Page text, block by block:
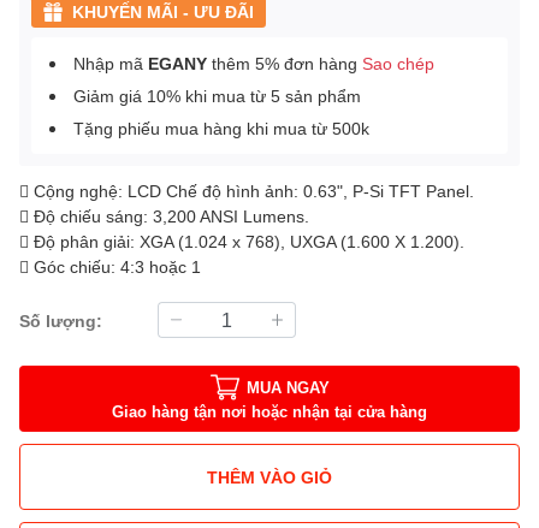
KHUYẾN MÃI - ƯU ĐÃI
Nhập mã EGANY thêm 5% đơn hàng Sao chép
Giảm giá 10% khi mua từ 5 sản phẩm
Tặng phiếu mua hàng khi mua từ 500k
 Cộng nghệ: LCD Chế độ hình ảnh: 0.63", P-Si TFT Panel.
 Độ chiếu sáng: 3,200 ANSI Lumens.
 Độ phân giải: XGA (1.024 x 768), UXGA (1.600 X 1.200).
 Góc chiếu: 4:3 hoặc 1
Số lượng:
MUA NGAY
Giao hàng tận nơi hoặc nhận tại cửa hàng
THÊM VÀO GIỎ